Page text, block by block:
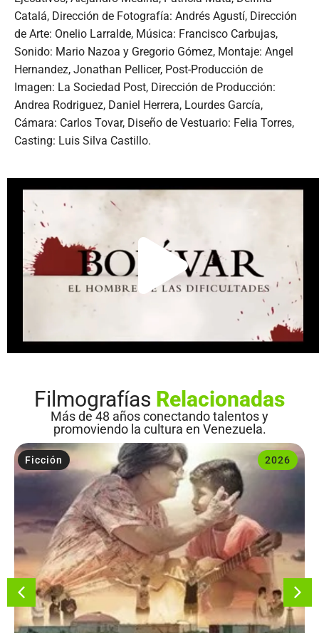
Catalá, Dirección de Fotografía: Andrés Agustí, Dirección
de Arte: Onelio Larralde, Música: Francisco Carbujas,
Sonido: Mario Nazoa y Gregorio Gómez, Montaje: Angel
Hernandez, Jonathan Pellicer, Post-Producción de
Imagen: La Sociedad Post, Dirección de Producción:
Andrea Rodriguez, Daniel Herrera, Lourdes García,
Cámara: Carlos Tovar, Diseño de Vestuario: Felia Torres,
Casting: Luis Silva Castillo.
Filmografías Relacionadas
Más de 48 años conectando talentos y
promoviendo la cultura en Venezuela.
2026
Ficción